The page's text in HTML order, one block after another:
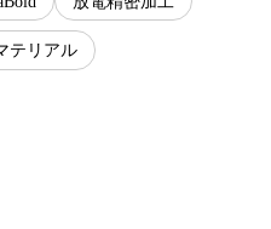
テリアル